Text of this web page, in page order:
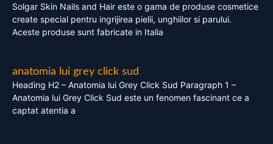
Solgar Skin Nails and Hair este o gama de produse cosmetice
create special pentru ingrijirea pielii, unghiilor si parului.
Aceste produse sunt fabricate in Italia
anatomia lui grey click sud
Heading H2 – Anatomia lui Grey Click Sud Paragraph 1 –
Anatomia lui Grey Click Sud este un fenomen fascinant ce a
captat atentia a